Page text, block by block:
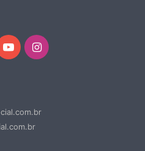
YouTubeInstagram